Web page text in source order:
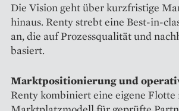
Die Vision geht über kurzfristige
hinaus. Renty strebt eine Best-in-
an, die auf Prozessqualität und
basiert.
Marktpositionierung und
Renty kombiniert eine eigene